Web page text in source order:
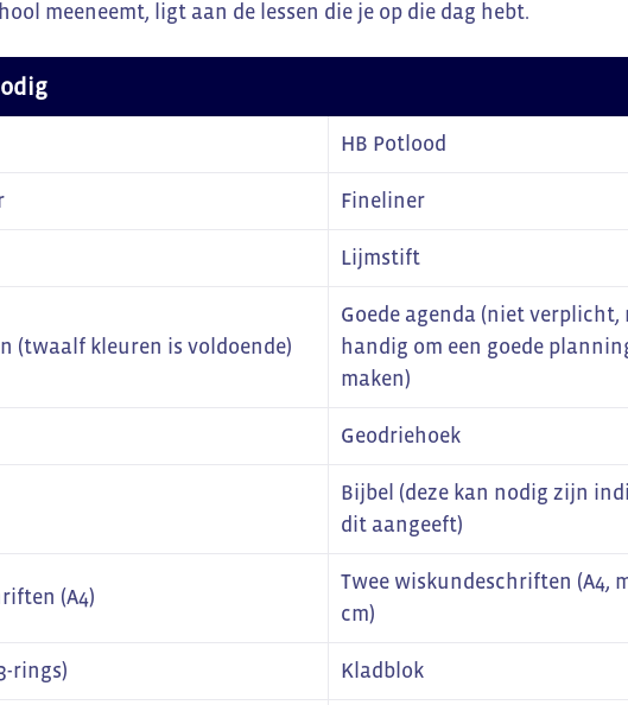
meeneemt, ligt aan de lessen die je op die dag hebt.
HB Potlood
Fineliner
Lijmstift
(twaalf kleuren is voldoende)
Goede agenda (niet verplicht,
handig om een goede
maken)
Geodriehoek
Bijbel (deze kan nodig zijn
dit aangeeft)
(A4)
Twee wiskundeschriften (A4,
cm)
rings) Kladblok